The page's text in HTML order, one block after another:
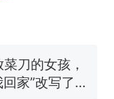
刀的女孩，
家”改写了